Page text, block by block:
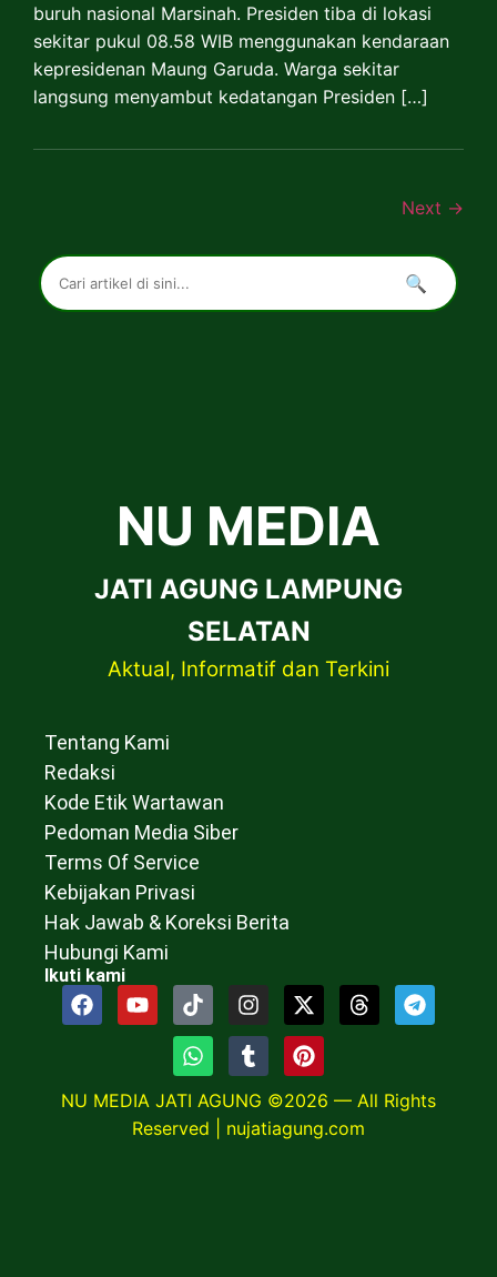
buruh nasional Marsinah. Presiden tiba di lokasi
sekitar pukul 08.58 WIB menggunakan kendaraan
kepresidenan Maung Garuda. Warga sekitar
langsung menyambut kedatangan Presiden […]
Next →
🔍
NU MEDIA
JATI AGUNG LAMPUNG
SELATAN
Aktual, Informatif dan Terkini
Tentang Kami
Redaksi
Kode Etik Wartawan
Pedoman Media Siber
Terms Of Service
Kebijakan Privasi
Hak Jawab & Koreksi Berita
Hubungi Kami
Ikuti kami
NU MEDIA JATI AGUNG ©2026 — All Rights
Reserved | nujatiagung.com